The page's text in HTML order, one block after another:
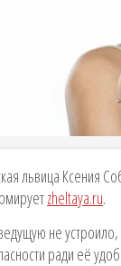
львица Ксения
zheltaya.ru.
не
ради её